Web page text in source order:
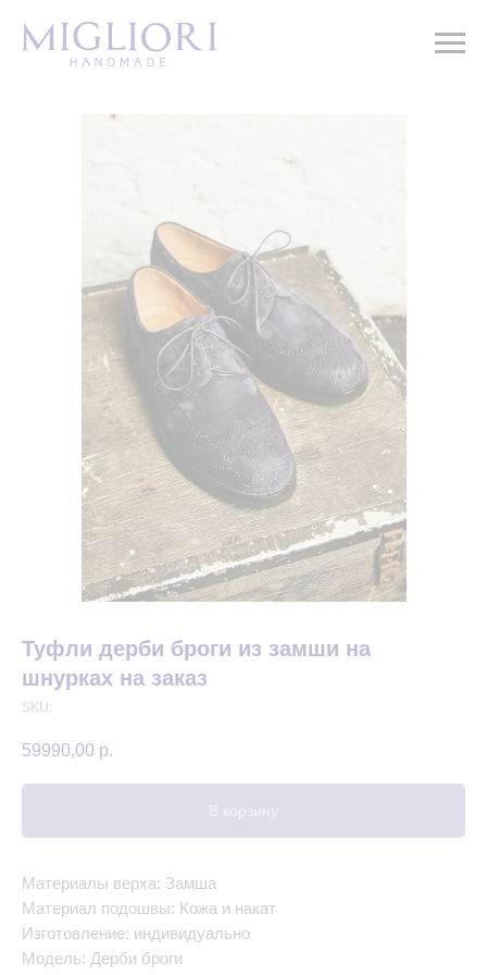
Туфли дерби броги из замши на
шнурках на заказ
SKU:
59990,00 р.
В корзину
Материалы верха: Замша
Материал подошвы: Кожа и накат
Изготовление: индивидуально
Модель: Дерби броги